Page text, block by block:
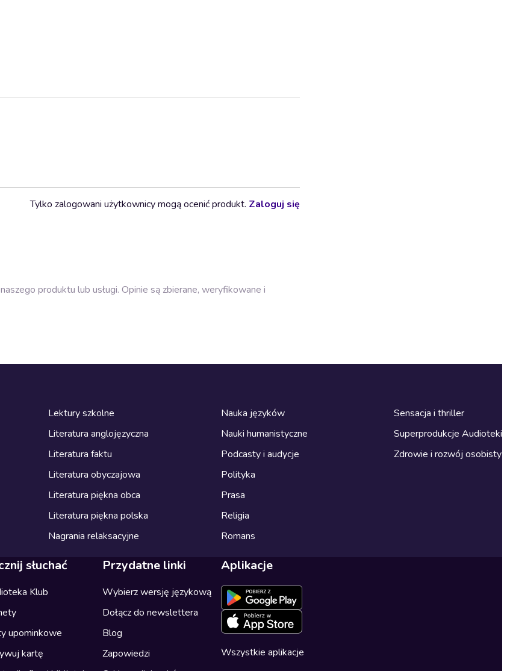
Tylko zalogowani użytkownicy mogą ocenić produkt. Zaloguj się
produktu lub usługi. Opinie są zbierane, weryfikowane i
Lektury szkolne
Literatura anglojęzyczna
Literatura faktu
Literatura obyczajowa
Literatura piękna obca
Literatura piękna polska
Nagrania relaksacyjne
Nauka języków
Nauki humanistyczne
Podcasty i audycje
Polityka
Prasa
Religia
Romans
Sensacja i thriller
Superprodukcje Audioteki
Zdrowie i rozwój osobisty
słuchać
Klub
upominkowe
kartę
Przydatne linki
Wybierz wersję językową
Dołącz do newslettera
Blog
Zapowiedzi
Aplikacje
Wszystkie aplikacje